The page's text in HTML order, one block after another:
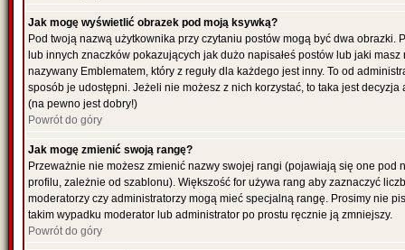
Jak mogę wyświetlić obrazek pod moją ksywką?
Pod twoją nazwą użytkownika przy czytaniu postów mogą być dwa
lub innych znaczków pokazujących jak dużo napisałeś postów lub jaki
nazywany Emblematem, który z reguły dla każdego jest inny. To od
sposób je udostępni. Jeżeli nie możesz z nich korzystać, to taka jest
(na pewno jest dobry!)
Powrót do góry
Jak mogę zmienić swoją rangę?
Przeważnie nie możesz zmienić nazwy swojej rangi (pojawiają się one pod
profilu, zależnie od szablonu). Większość for używa rang aby zaznaczyć
moderatorzy czy administratorzy mogą mieć specjalną rangę. Prosimy nie
takim wypadku moderator lub administrator po prostu ręcznie ją zmniejszy.
Powrót do góry